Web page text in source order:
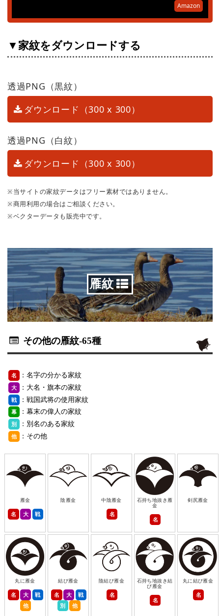
Amazon
▼家紋をダウンロードする
透過PNG（黒紋）
ダウンロード（300 x 300）
透過PNG（白紋）
ダウンロード（300 x 300）
※当サイトの家紋データはフリー素材ではありません。
※商用利用の場合はご相談ください。
※ベクターデータも販売中です。
雁紋
その他の雁紋-65種
名 ：名字の分かる家紋
大 ：大名・旗本の家紋
戦 ：戦国武将の使用家紋
幕 ：幕末の偉人の家紋
別 ：別名のある家紋
他 ：その他
雁金
名 大 戦
陰雁金 中陰雁金
名
石持ち地抜き雁
金
名
剣尻雁金
丸に雁金
名 大
戦
他
結び雁金
名 大
戦
別
他
陰結び雁金
名
石持ち地抜き結
び雁金
名
丸に結び雁金
名